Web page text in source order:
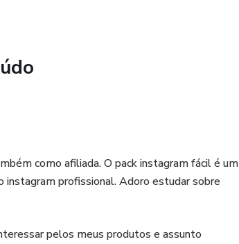
como afiliada. O pack instagram fácil é um
instagram profissional. Adoro estudar sobre
pelos meus produtos e assunto